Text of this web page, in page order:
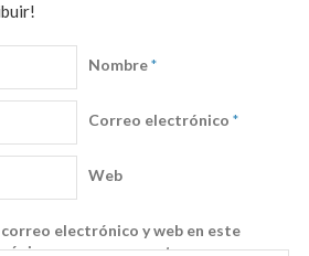
Nombre*
Correo electrónico *
Web
electrónico y web en este
vez que comente.